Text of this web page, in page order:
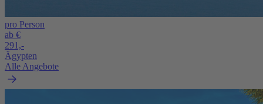
pro Person
ab €
291,-
Ägypten
Alle Angebote